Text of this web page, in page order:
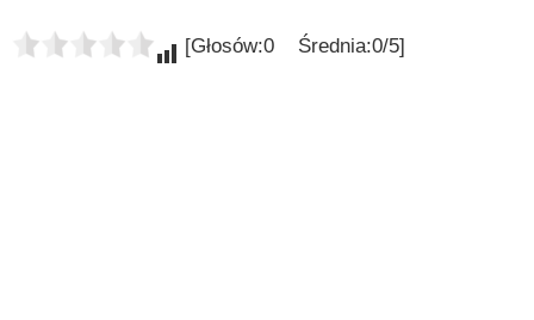
[Głosów:0 Średnia:0/5]